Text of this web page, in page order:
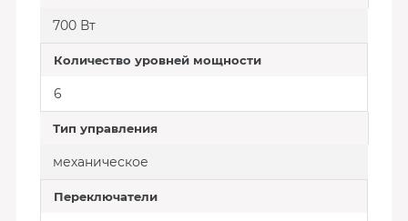
700 Вт
Количество уровней мощности
6
Тип управления
механическое
Переключатели